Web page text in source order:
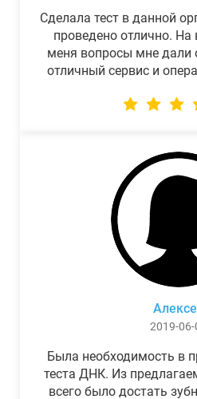
Сделала тест в данной
проведено отлично. На
меня вопросы мне дали
отличный сервис и
2019-06-
Была необходимость в
теста ДНК. Из
всего было достать